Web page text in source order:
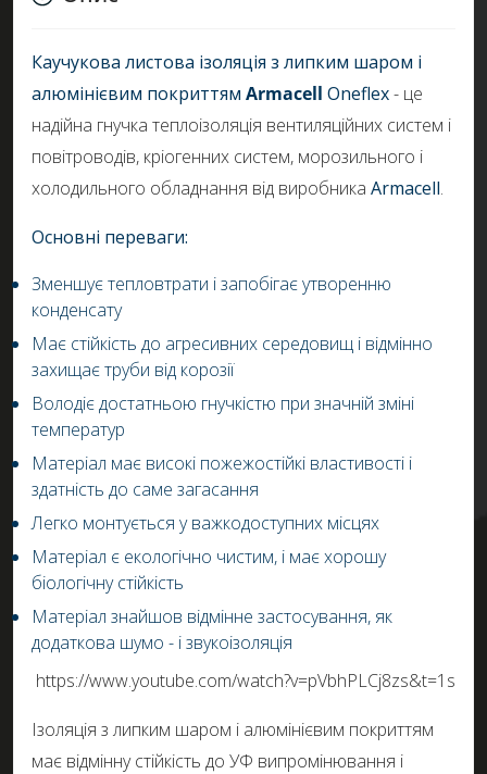
Каучукова листова ізоляція з липким шаром і
алюмінієвим покриттям Armacell Oneflex- це
надійна гнучка теплоізоляція вентиляційних систем і
повітроводів, кріогенних систем, морозильного і
холодильного обладнання від виробника Armacell.
Основні переваги:
Зменшує тепловтрати і запобігає утворенню
конденсату
Має стійкість до агресивних середовищ і відмінно
захищає труби від корозії
Володіє достатньою гнучкістю при значній зміні
температур
Матеріал має високі пожежостійкі властивості і
здатність до саме загасання
Легко монтується у важкодоступних місцях
Матеріал є екологічно чистим, і має хорошу
біологічну стійкість
Матеріал знайшов відмінне застосування, як
додаткова шумо - і звукоізоляція
https://www.youtube.com/watch?v=pVbhPLCj8zs&t=1s
Ізоляція з липким шаром і алюмінієвим покриттям
має відмінну стійкість до УФ випромінювання і